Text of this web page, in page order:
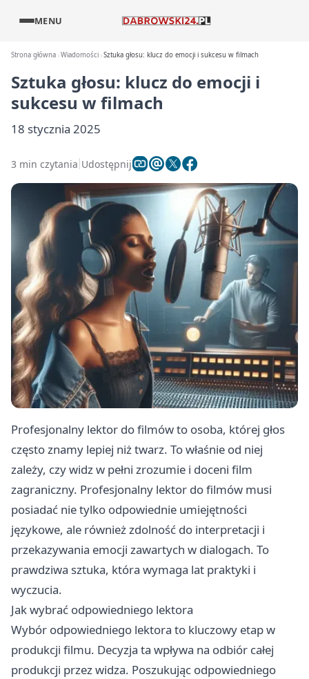
MENU
Strona główna Wiadomości Sztuka głosu: klucz do emocji i sukcesu w filmach
Sztuka głosu: klucz do emocji i
sukcesu w filmach
18 stycznia 2025
3 min czytania Udostępnij
Profesjonalny lektor do filmów to osoba, której głos
często znamy lepiej niż twarz. To właśnie od niej
zależy, czy widz w pełni zrozumie i doceni film
zagraniczny. Profesjonalny lektor do filmów musi
posiadać nie tylko odpowiednie umiejętności
językowe, ale również zdolność do interpretacji i
przekazywania emocji zawartych w dialogach. To
prawdziwa sztuka, która wymaga lat praktyki i
wyczucia.
Jak wybrać odpowiedniego lektora
Wybór odpowiedniego lektora to kluczowy etap w
produkcji filmu. Decyzja ta wpływa na odbiór całej
produkcji przez widza. Poszukując odpowiedniego